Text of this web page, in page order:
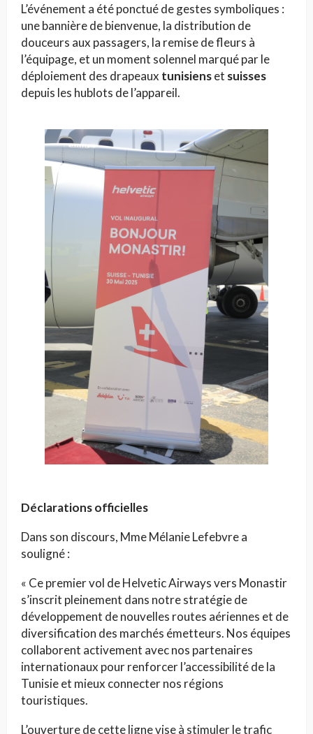
L’événement a été ponctué de gestes symboliques :
une bannière de bienvenue, la distribution de
douceurs aux passagers, la remise de fleurs à
l’équipage, et un moment solennel marqué par le
déploiement des drapeaux tunisienset suisses
depuis les hublots de l’appareil.
Déclarations officielles
Dans son discours, Mme Mélanie Lefebvre a
souligné :
« Ce premier vol de Helvetic Airways vers Monastir
s’inscrit pleinement dans notre stratégie de
développement de nouvelles routes aériennes et de
diversification des marchés émetteurs. Nos équipes
collaborent activement avec nos partenaires
internationaux pour renforcer l’accessibilité de la
Tunisie et mieux connecter nos régions
touristiques.
L’ouverture de cette ligne vise à stimuler le trafic